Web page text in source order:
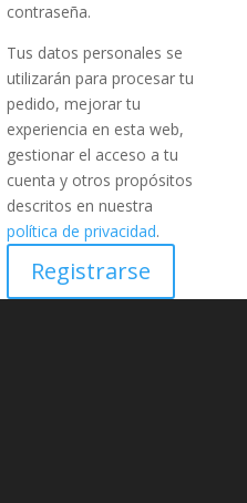
contraseña.
Tus datos personales se
utilizarán para procesar tu
pedido, mejorar tu
experiencia en esta web,
gestionar el acceso a tu
cuenta y otros propósitos
descritos en nuestra
política de privacidad.
Registrarse